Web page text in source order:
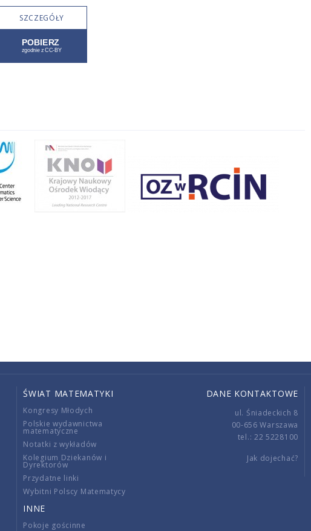
SZCZEGÓŁY
ŚWIAT MATEMATYKI
Kongresy Młodych
Polskie wydawnictwa
matematyczne
Notatki z wykładów
Kolegium Dziekanów i
Dyrektorów
Przydatne linki
Wybitni Polscy Matematycy
INNE
Pokoje gościnne
DANE KONTAKTOWE
ul. Śniadeckich 8
00-656 Warszawa
tel.: 22 5228100
Jak dojechać?